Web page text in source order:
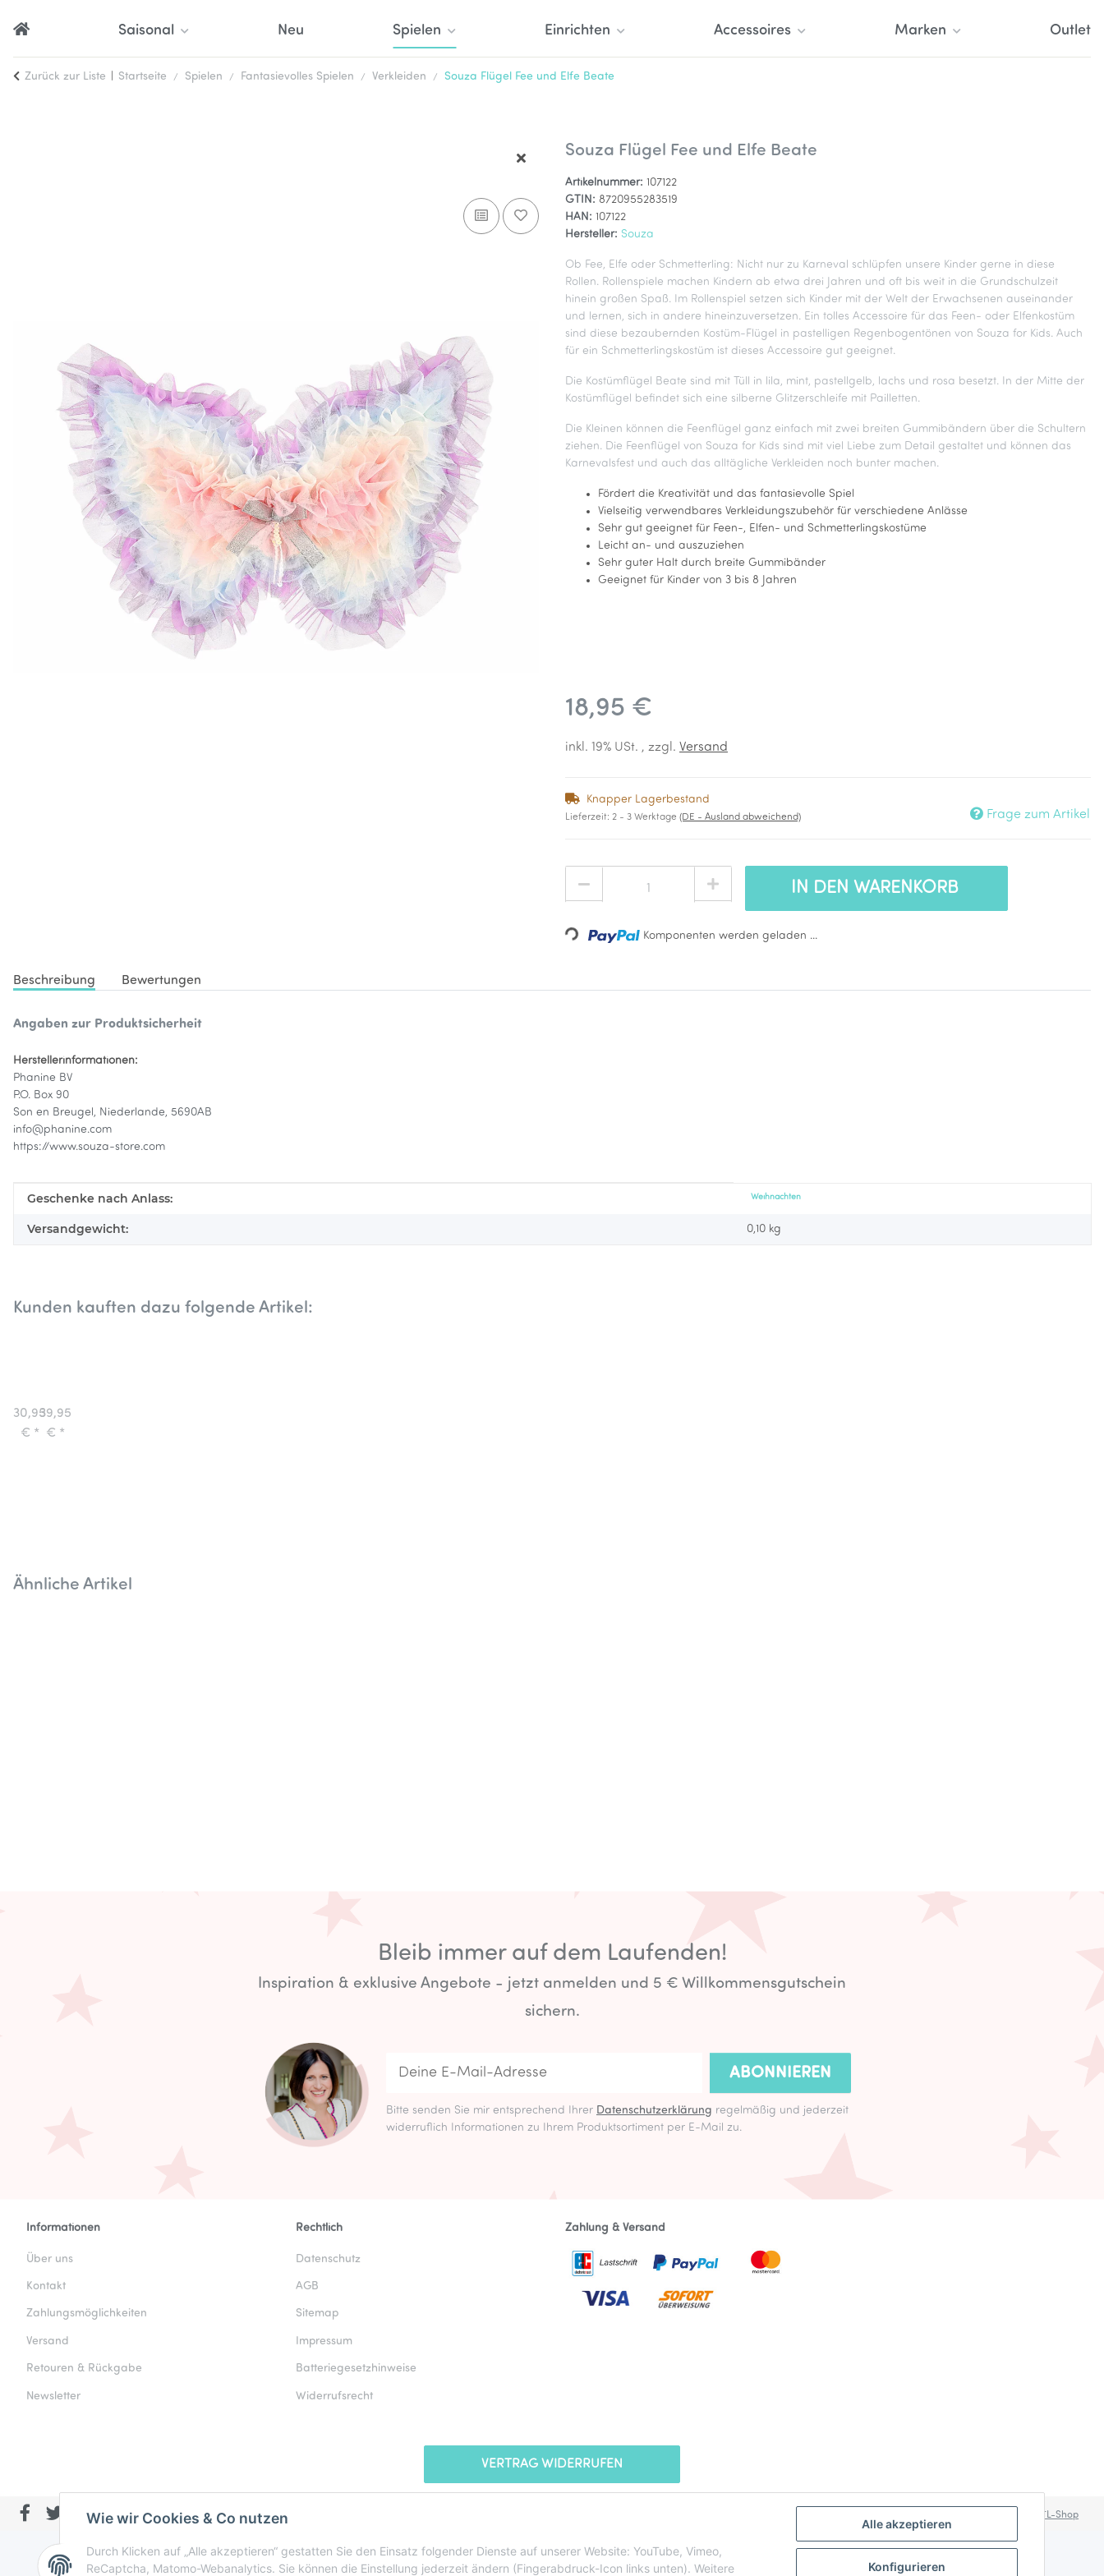
Alle akzeptieren
Konfigurieren
Wie wir Cookies & Co nutzen
Durch Klicken auf „Alle akzeptieren“ gestatten Sie den Einsatz folgender Dienste auf unserer Website: YouTube, Vimeo,
ReCaptcha, Matomo-Webanalytics. Sie können die Einstellung jederzeit ändern (Fingerabdruck-Icon links unten). Weitere
Saisonal Spielen Einrichten Accessoires Marken
Neu Outlet
Zurück zur Liste Startseite Spielen Fantasievolles Spielen Verkleiden Souza Flügel Fee und Elfe Beate
Souza Flügel Fee und Elfe Beate
Artikelnummer: 107122
GTIN: 8720955283519
HAN: 107122
Hersteller: Souza
Ob Fee, Elfe oder Schmetterling: Nicht nur zu Karneval schlüpfen unsere Kinder gerne in diese
Rollen. Rollenspiele machen Kindern ab etwa drei Jahren und oft bis weit in die Grundschulzeit
hinein großen Spaß. Im Rollenspiel setzen sich Kinder mit der Welt der Erwachsenen auseinander
und lernen, sich in andere hineinzuversetzen. Ein tolles Accessoire für das Feen- oder Elfenkostüm
sind diese bezaubernden Kostüm-Flügel in pastelligen Regenbogentönen von Souza for Kids. Auch
für ein Schmetterlingskostüm ist dieses Accessoire gut geeignet.
Die Kostümflügel Beate sind mit Tüll in lila, mint, pastellgelb, lachs und rosa besetzt. In der Mitte der
Kostümflügel befindet sich eine silberne Glitzerschleife mit Pailletten.
Die Kleinen können die Feenflügel ganz einfach mit zwei breiten Gummibändern über die Schultern
ziehen. Die Feenflügel von Souza for Kids sind mit viel Liebe zum Detail gestaltet und können das
Karnevalsfest und auch das alltägliche Verkleiden noch bunter machen.
Fördert die Kreativität und das fantasievolle Spiel
Vielseitig verwendbares Verkleidungszubehör für verschiedene Anlässe
Sehr gut geeignet für Feen-, Elfen- und Schmetterlingskostüme
Leicht an- und auszuziehen
Sehr guter Halt durch breite Gummibänder
Geeignet für Kinder von 3 bis 8 Jahren
18,95 €
inkl. 19% USt. , zzgl. Versand
Knapper Lagerbestand
Lieferzeit: 2 - 3 Werktage (DE - Ausland abweichend) Frage zum Artikel
IN DEN WARENKORB
Loading... Komponenten werden geladen ...
Beschreibung Bewertungen
Angaben zur Produktsicherheit
Herstellerinformationen:
Phanine BV
P.O. Box 90
Son en Breugel, Niederlande, 5690AB
info@phanine.com
https://www.souza-store.com
Produkteigenschaft
Wert
Geschenke nach Anlass: Weihnachten
Versandgewicht: 0,10 kg
Kunden kauften dazu folgende Artikel:
Kinderkostüm
Prinzessin
30,95
€ *
Cape
Umhang
39,95
€ *
Ähnliche Artikel
Bleib immer auf dem Laufenden!
Inspiration & exklusive Angebote - jetzt anmelden und 5 € Willkommensgutschein
sichern.
ABONNIEREN
Bitte senden Sie mir entsprechend Ihrer Datenschutzerklärung regelmäßig und jederzeit
widerruflich Informationen zu Ihrem Produktsortiment per E-Mail zu.
Informationen
Über uns
Kontakt
Zahlungsmöglichkeiten
Versand
Retouren & Rückgabe
Newsletter
Rechtlich
Datenschutz
AGB
Sitemap
Impressum
Batteriegesetzhinweise
Widerrufsrecht
Zahlung & Versand
VERTRAG WIDERRUFEN
JTL-Shop